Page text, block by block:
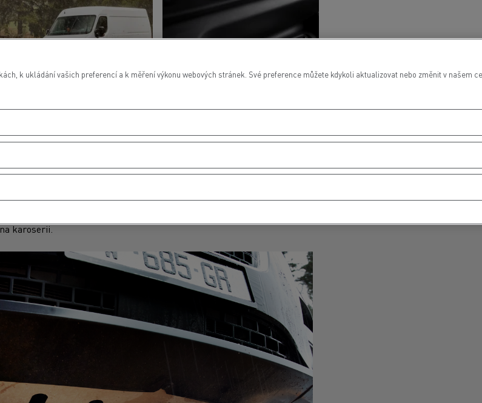
podmínkách. Pro zvýšení odolnosti je motor pod kapotou
karoserii.
k ukládání vašich preferencí a k měření výkonu webových stránek. Své preference můžete kdykoli aktualizovat nebo změnit v